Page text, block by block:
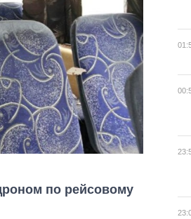
по рейсовому